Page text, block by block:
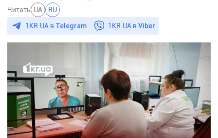
Читать UA RU
1KR.UA в Telegram 1KR.UA вViber